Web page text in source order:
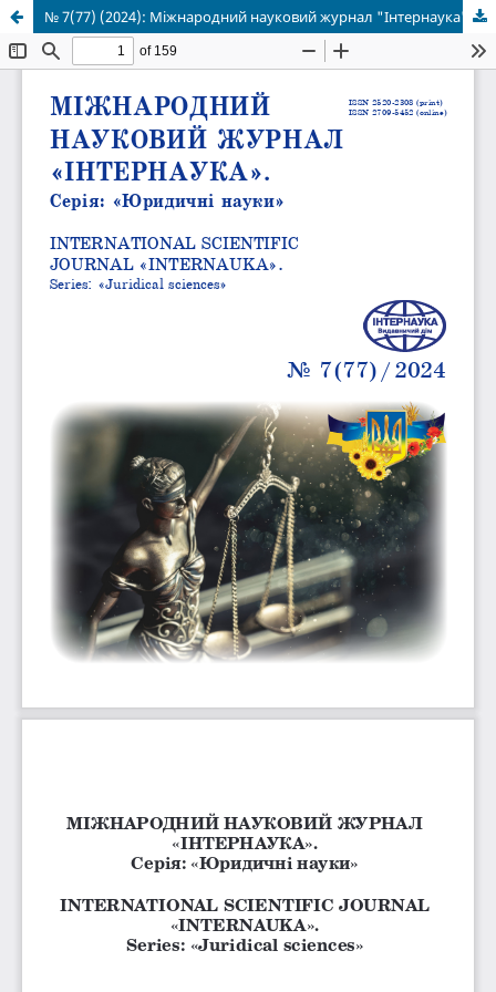
№ 7(77) (2024): Міжнародний науковий журнал "Інтернаука". Серія: "Юридичні науки"